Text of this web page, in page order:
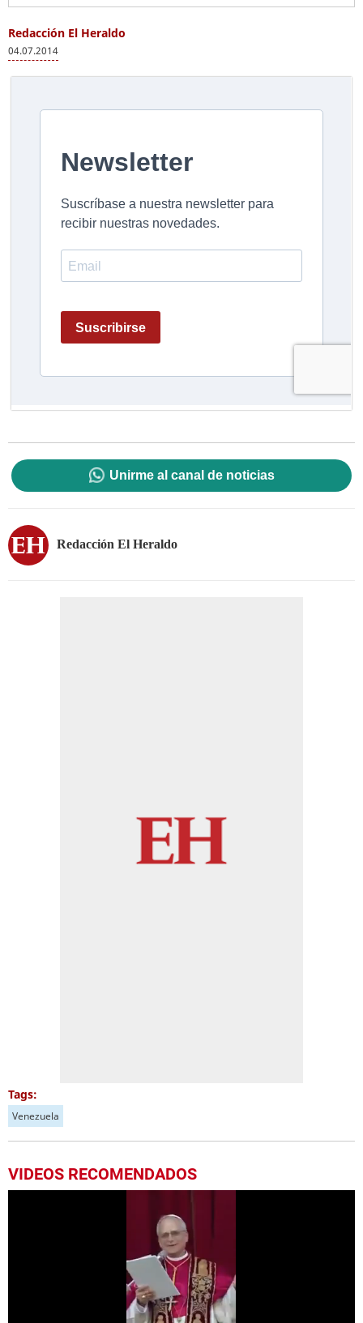
Redacción El Heraldo
04.07.2014
Unirme al canal de noticias
Redacción El Heraldo
Tags:
Venezuela
VIDEOS RECOMENDADOS